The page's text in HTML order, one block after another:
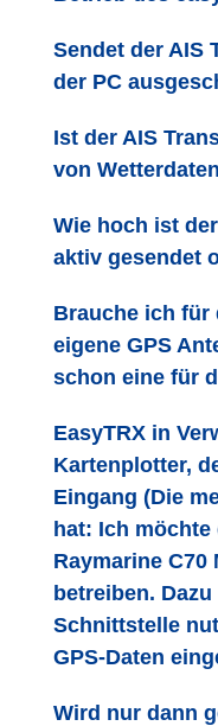
Sendet der AIS
der PC
Ist der AIS
von
Wie hoch ist
aktiv gesendet
Brauche ich für
eigene GPS
schon eine für
EasyTRX in
Kartenplotter,
Eingang (Die
hat: Ich möchte
Raymarine
betreiben.
Schnittstelle
GPS-Daten
Wird nur dann